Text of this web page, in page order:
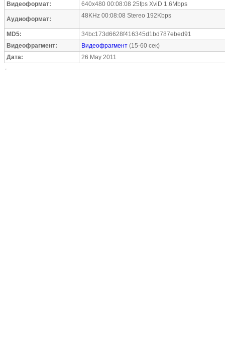
Видеоформат:
640x480 00:08:08 25fps XviD 1.6Mbps
Аудиоформат: 48KHz 00:08:08 Stereo 192Kbps
MD5:
34bc173d6628f416345d1bd787ebed91
Видеофрагмент:
Видеофрагмент (15-60 сек)
Дата:
26 May 2011